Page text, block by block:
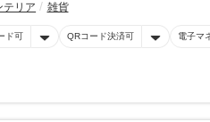
テリア 雑貨
ド可 QRコード決済可 電子マ